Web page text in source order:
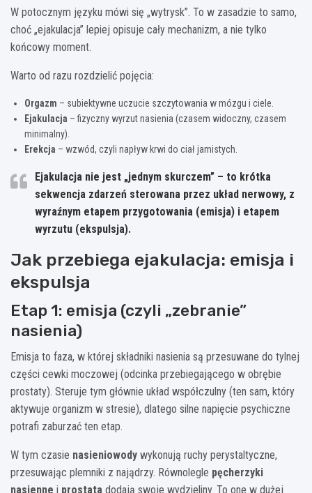
W potocznym języku mówi się „wytrysk”. To w zasadzie to samo,
choć „ejakulacja” lepiej opisuje cały mechanizm, a nie tylko
końcowy moment.
Warto od razu rozdzielić pojęcia:
Orgazm – subiektywne uczucie szczytowania w mózgu i ciele.
Ejakulacja – fizyczny wyrzut nasienia (czasem widoczny, czasem
minimalny).
Erekcja – wzwód, czyli napływ krwi do ciał jamistych.
Ejakulacja nie jest „jednym skurczem” – to krótka
sekwencja zdarzeń sterowana przez układ nerwowy, z
wyraźnym etapem przygotowania (emisja) i etapem
wyrzutu (ekspulsja).
Jak przebiega ejakulacja: emisja i
ekspulsja
Etap 1: emisja (czyli „zebranie”
nasienia)
Emisja to faza, w której składniki nasienia są przesuwane do tylnej
części cewki moczowej (odcinka przebiegającego w obrębie
prostaty). Steruje tym głównie układ współczulny (ten sam, który
aktywuje organizm w stresie), dlatego silne napięcie psychiczne
potrafi zaburzać ten etap.
W tym czasie nasieniowody wykonują ruchy perystaltyczne,
przesuwając plemniki z najądrzy. Równolegle pęcherzyki
nasienne i prostata dodają swoje wydzieliny. To one w dużej